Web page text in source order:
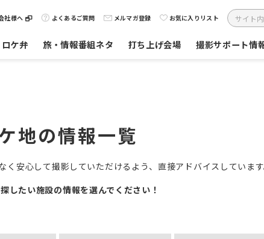
社様へ よくあるご質問 メルマガ登録 お気に入りリスト
ロケ弁 旅・情報番組ネタ 打ち上げ会場 撮影サポート情
地の情報一覧
安心して撮影していただけるよう、直接アドバイスしています
したい施設の情報を選んでください！